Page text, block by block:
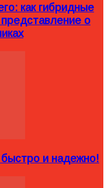
как гибридные
о
и надежно!